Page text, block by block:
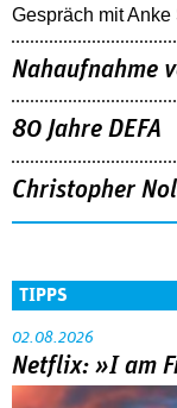
Gespräch mit Anke
Nahaufnahme
80 Jahre DEFA
Christopher
TIPPS
02.08.2026
Netflix: »I am